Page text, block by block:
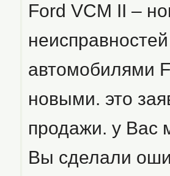
Ford VCM II –
автомобилями
новыми. это
продажи. у Вас
Вы сделали